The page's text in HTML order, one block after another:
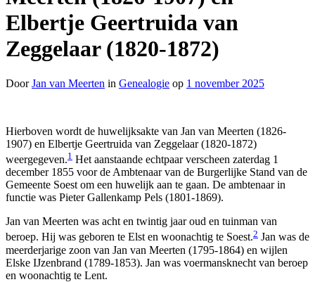
Elbertje Geertruida van
Zeggelaar (1820-1872)
DoorJan van Meerten in Genealogie op 1 november 2025
Hierboven wordt de huwelijksakte van Jan van Meerten (1826-
1907) en Elbertje Geertruida van Zeggelaar (1820-1872)
weergegeven.1 Het aanstaande echtpaar verscheen zaterdag 1
december 1855 voor de Ambtenaar van de Burgerlijke Stand van de
Gemeente Soest om een huwelijk aan te gaan. De ambtenaar in
functie was Pieter Gallenkamp Pels (1801-1869).
Jan van Meerten was acht en twintig jaar oud en tuinman van
beroep. Hij was geboren te Elst en woonachtig te Soest.2 Jan was de
meerderjarige zoon van Jan van Meerten (1795-1864) en wijlen
Elske IJzenbrand (1789-1853). Jan was voermansknecht van beroep
en woonachtig te Lent.